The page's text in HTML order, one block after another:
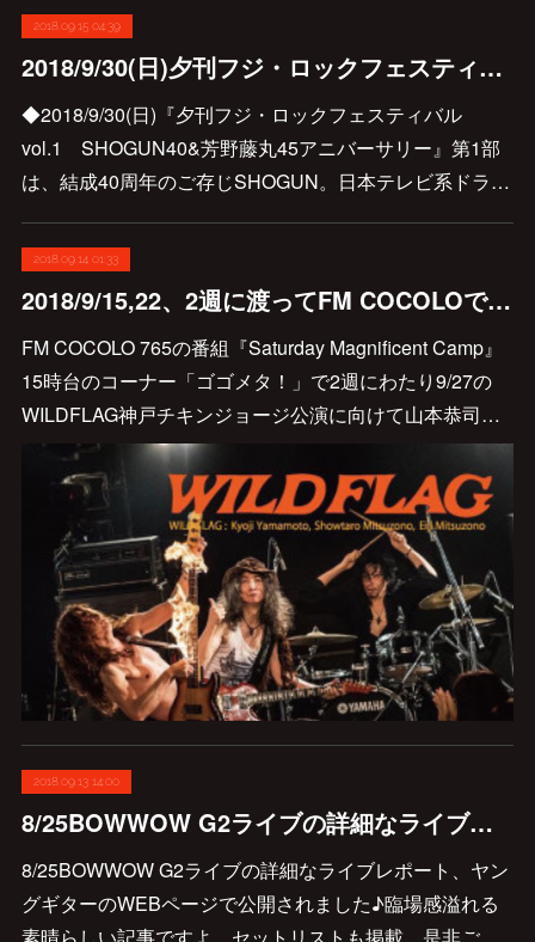
2018.09.15 04:39
2018/9/30(日)夕刊フジ・ロックフェスティバル vol.1 SHOGUN40&芳野藤丸45アニバーサリーへのゲスト出演が急遽決定です♪
◆2018/9/30(日)『夕刊フジ・ロックフェスティバル
vol.1 SHOGUN40&芳野藤丸45アニバーサリー』第1部
は、結成40周年のご存じSHOGUN。日本テレビ系ドラ…
2018.09.14 01:33
2018/9/15,22、2週に渡ってFM COCOLOで山本恭司特集♪
‪FM COCOLO 765の番組『Saturday Magnificent Camp』
15時台のコーナー「ゴゴメタ！」で2週にわたり9/27の
WILDFLAG神戸チキンジョージ公演に向けて山本恭司…
2018.09.13 14:00
8/25BOWWOW G2ライブの詳細なライブレポート、ヤングギターのWEBページで公開されました♪
8/25BOWWOW G2ライブの詳細なライブレポート、ヤン
グギターのWEBページで公開されました♪臨場感溢れる